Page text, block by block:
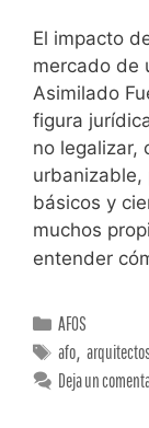
El impacto
mercado de
Asimilado
figura
no legalizar,
urbanizable,
básicos y
muchos
entender
AFOS
afo,
Deja un